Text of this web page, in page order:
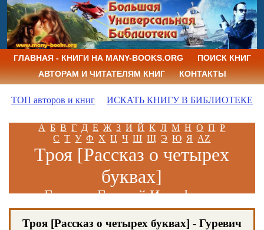
ГЛАВНАЯ - КНИГИ НА MANY-BOOKS.ORG
ПОИСК КНИГ
АВТОРАМ И ЧИТАТЕЛЯМ КНИГ
КОНТАКТЫ
ТОП авторов и книг ИСКАТЬ КНИГУ В БИБЛИОТЕКЕ
А Б В Г Д Е Ж З И Й К Л М Н О П Р
С Т У Ф Х Ц Ч Ш Щ Э Ю Я AZ
Троя [Рассказ о четырех
буквах]
Гуревич Георгий Иосифович
Троя [Рассказ о четырех буквах] - Гуревич